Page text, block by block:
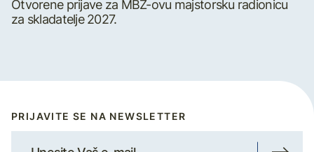
Otvorene prijave za MBZ-ovu majstorsku radionicu
za skladatelje 2027.
PRIJAVITE SE NA NEWSLETTER